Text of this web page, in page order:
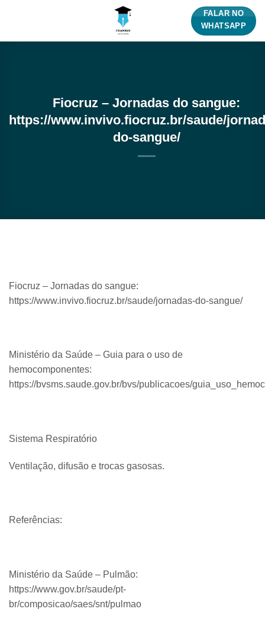
FALAR NO
WHATSAPP
Fiocruz – Jornadas do sangue:
https://www.invivo.fiocruz.br/saude/
do-sangue/
Fiocruz – Jornadas do sangue:
https://www.invivo.fiocruz.br/saude/jornadas-do-sangue/
Ministério da Saúde – Guia para o uso de
hemocomponentes:
https://bvsms.saude.gov.br/bvs/publicacoes/
Sistema Respiratório
Ventilação, difusão e trocas gasosas.
Referências:
Ministério da Saúde – Pulmão:
https://www.gov.br/saude/pt-
br/composicao/saes/snt/pulmao